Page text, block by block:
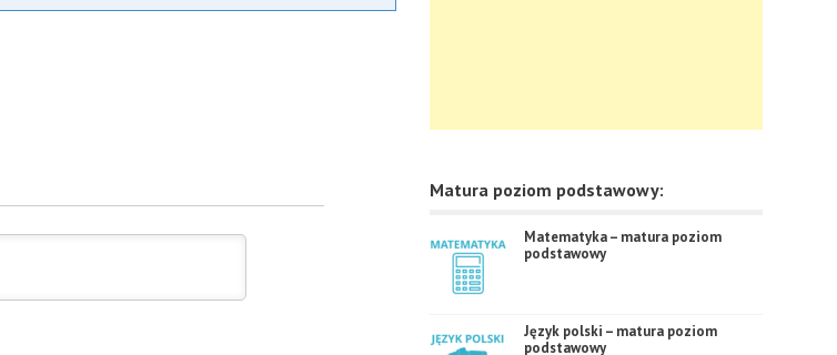
Matura poziom podstawowy:
Matematyka – matura poziom
podstawowy
Język polski – matura poziom
podstawowy